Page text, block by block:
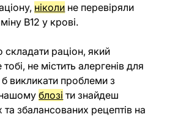
ніколи не перевіряли
В12 у крові.
раціон, який
не містить алергенів для
викликати проблеми з
нашому блозі ти знайдеш
збалансованих рецептів на